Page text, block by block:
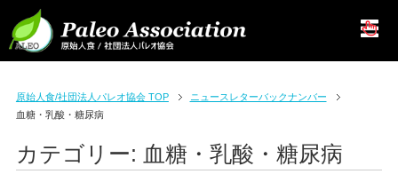
原始人食/社団法人パレオ協会 TOP
ニュースレターバックナンバー
血糖・乳酸・糖尿病
カテゴリー: 血糖・乳酸・糖尿病